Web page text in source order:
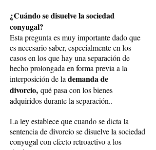
¿Cuándo se disuelve la sociedad
conyugal?
Esta pregunta es muy importante dado que
es necesario saber, especialmente en los
casos en los que hay una separación de
hecho prolongada en forma previa a la
interposición de la demanda de
divorcio, qué pasa con los bienes
adquiridos durante la separación..
La ley establece que cuando se dicta la
sentencia de divorcio se disuelve la sociedad
conyugal con efecto retroactivo a los